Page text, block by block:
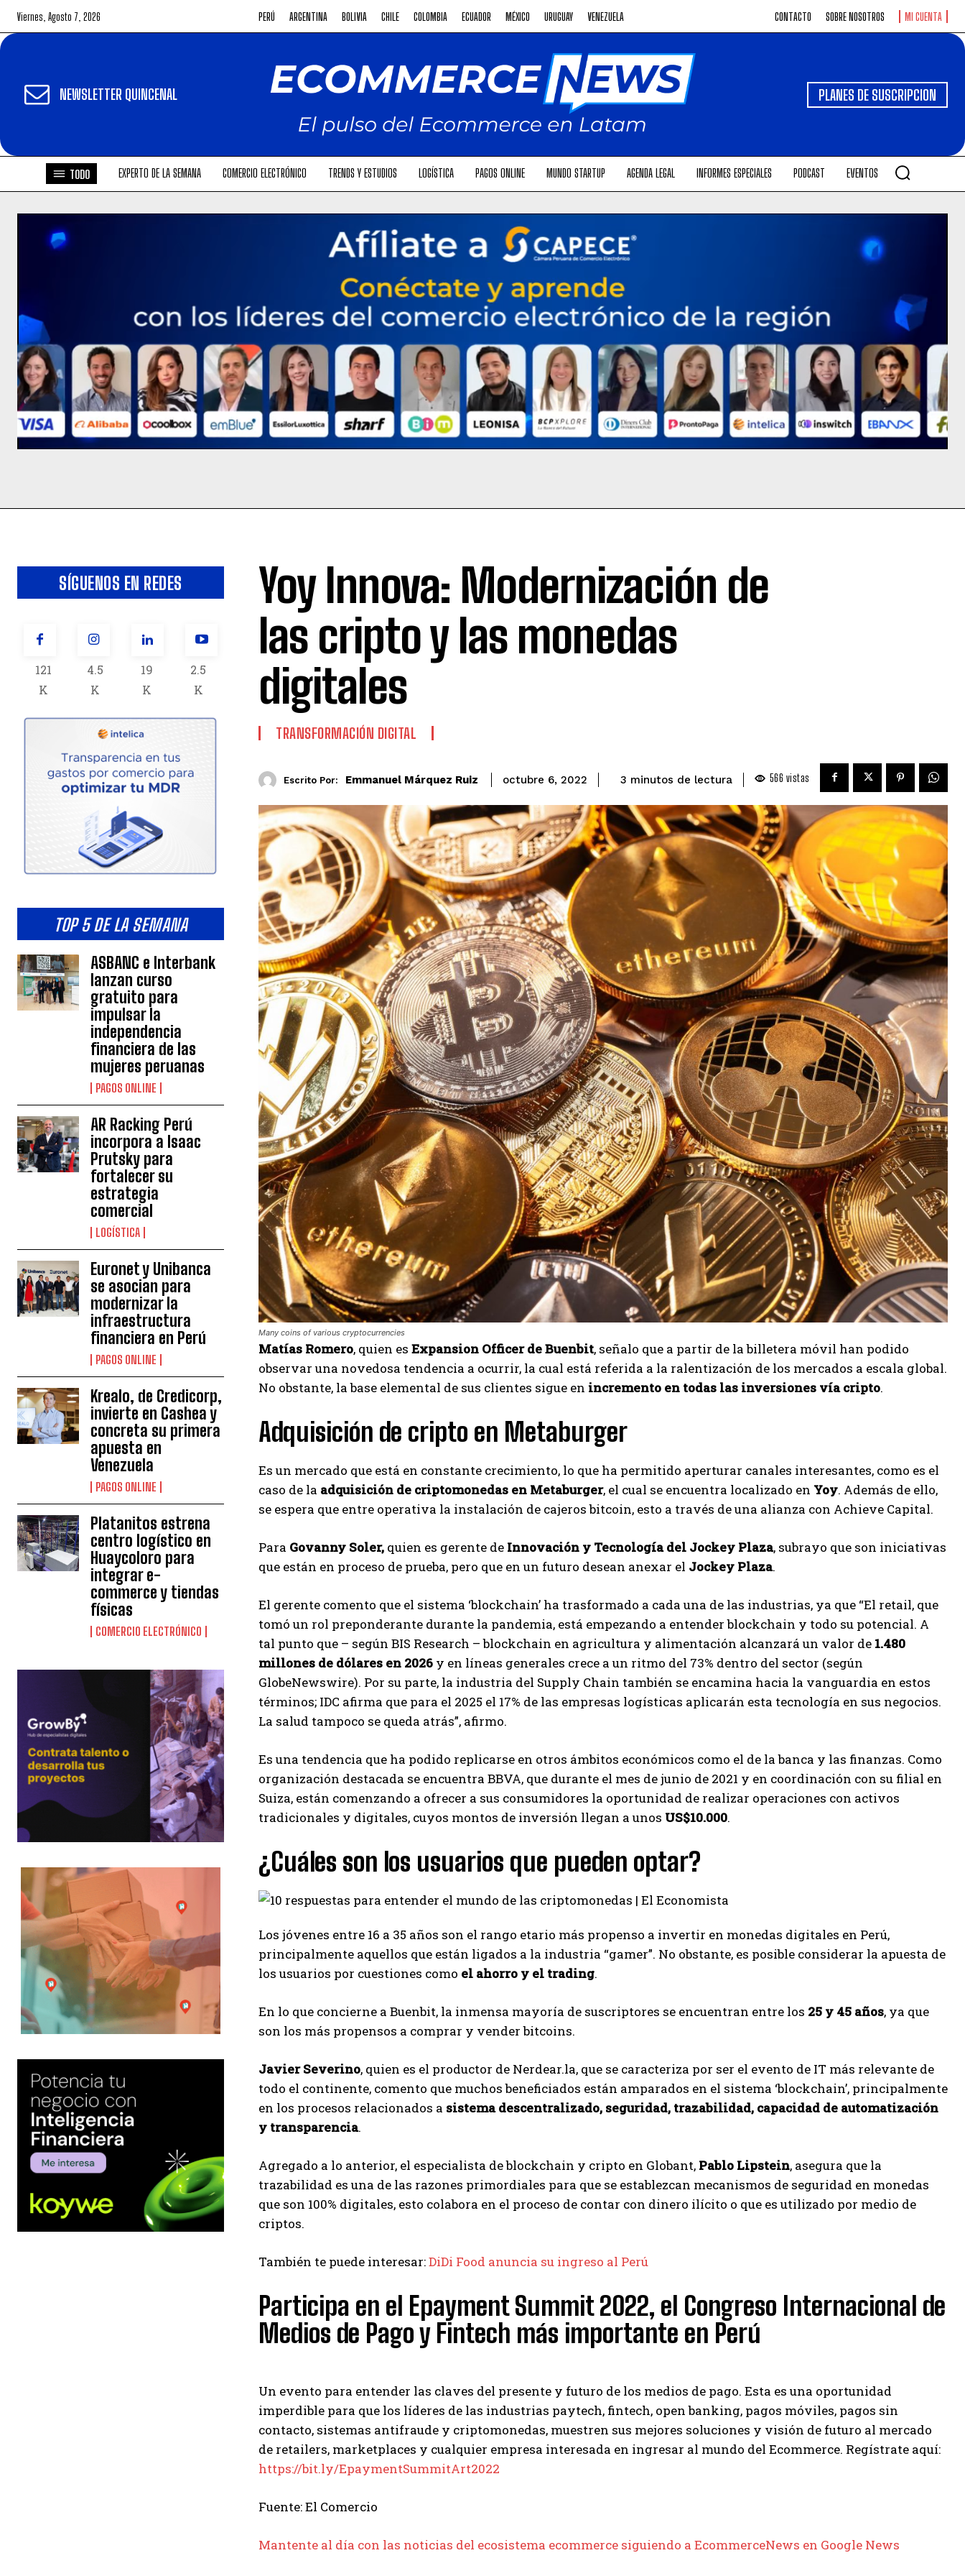
Viernes, Agosto 7, 2026 PERÚ ARGENTINA BOLIVIA CHILE COLOMBIA ECUADOR MÉXICO URUGUAY VENEZUELA CONTACTO SOBRE NOSOTROS MI CUENTA
NEWSLETTER QUINCENAL PLANES DE SUSCRIPCION
TODO EXPERTO DE LA SEMANA COMERCIO ELECTRÓNICO TRENDS Y ESTUDIOS LOGÍSTICA PAGOS ONLINE MUNDO STARTUP AGENDA LEGAL INFORMES ESPECIALES PODCAST EVENTOS
SÍGUENOS EN REDES
121
K
4.5
K
19
K
2.5
K
TOP 5 DE LA SEMANA
ASBANC e Interbank
lanzan curso
gratuito para
impulsar la
independencia
financiera de las
mujeres peruanas
PAGOS ONLINE
AR Racking Perú
incorpora a Isaac
Prutsky para
fortalecer su
estrategia
comercial
LOGÍSTICA
Euronet y Unibanca
se asocian para
modernizar la
infraestructura
financiera en Perú
PAGOS ONLINE
Krealo, de Credicorp,
invierte en Cashea y
concreta su primera
apuesta en
Venezuela
PAGOS ONLINE
Platanitos estrena
centro logístico en
Huaycoloro para
integrar e-
commerce y tiendas
físicas
COMERCIO ELECTRÓNICO
Yoy Innova: Modernización de
las cripto y las monedas
digitales
TRANSFORMACIÓN DIGITAL
Escrito Por: Emmanuel Márquez Ruiz octubre 6, 2022 3 minutos de lectura 566 vistas
Many coins of various cryptocurrencies
Matías Romero, quien es Expansion Officer de Buenbit, señalo que a partir de la billetera móvil han podido
observar una novedosa tendencia a ocurrir, la cual está referida a la ralentización de los mercados a escala global.
No obstante, la base elemental de sus clientes sigue en incremento en todas las inversiones vía cripto.
Adquisición de cripto en Metaburger
Es un mercado que está en constante crecimiento, lo que ha permitido aperturar canales interesantes, como es el
caso de la adquisición de criptomonedas en Metaburger, el cual se encuentra localizado en Yoy. Además de ello,
se espera que entre operativa la instalación de cajeros bitcoin, esto a través de una alianza con Achieve Capital.
Para Govanny Soler, quien es gerente de Innovación y Tecnología del Jockey Plaza, subrayo que son iniciativas
que están en proceso de prueba, pero que en un futuro desean anexar el Jockey Plaza.
El gerente comento que el sistema ‘blockchain’ ha trasformado a cada una de las industrias, ya que “El retail, que
tomó un rol preponderante durante la pandemia, está empezando a entender blockchain y todo su potencial. A
tal punto que – según BIS Research – blockchain en agricultura y alimentación alcanzará un valor de 1.480
millones de dólares en 2026 y en líneas generales crece a un ritmo del 73% dentro del sector (según
GlobeNewswire). Por su parte, la industria del Supply Chain también se encamina hacia la vanguardia en estos
términos; IDC afirma que para el 2025 el 17% de las empresas logísticas aplicarán esta tecnología en sus negocios.
La salud tampoco se queda atrás”, afirmo.
Es una tendencia que ha podido replicarse en otros ámbitos económicos como el de la banca y las finanzas. Como
organización destacada se encuentra BBVA, que durante el mes de junio de 2021 y en coordinación con su filial en
Suiza, están comenzando a ofrecer a sus consumidores la oportunidad de realizar operaciones con activos
tradicionales y digitales, cuyos montos de inversión llegan a unos US$10.000.
¿Cuáles son los usuarios que pueden optar?
Los jóvenes entre 16 a 35 años son el rango etario más propenso a invertir en monedas digitales en Perú,
principalmente aquellos que están ligados a la industria “gamer”. No obstante, es posible considerar la apuesta de
los usuarios por cuestiones como el ahorro y el trading.
En lo que concierne a Buenbit, la inmensa mayoría de suscriptores se encuentran entre los 25 y 45 años, ya que
son los más propensos a comprar y vender bitcoins.
Javier Severino, quien es el productor de Nerdear.la, que se caracteriza por ser el evento de IT más relevante de
todo el continente, comento que muchos beneficiados están amparados en el sistema ‘blockchain’, principalmente
en los procesos relacionados a sistema descentralizado, seguridad, trazabilidad, capacidad de automatización
y transparencia.
Agregado a lo anterior, el especialista de blockchain y cripto en Globant, Pablo Lipstein, asegura que la
trazabilidad es una de las razones primordiales para que se establezcan mecanismos de seguridad en monedas
que son 100% digitales, esto colabora en el proceso de contar con dinero ilícito o que es utilizado por medio de
criptos.
También te puede interesar:DiDi Food anuncia su ingreso al Perú
Participa en el Epayment Summit 2022, el Congreso Internacional de
Medios de Pago y Fintech más importante en Perú
Un evento para entender las claves del presente y futuro de los medios de pago. Esta es una oportunidad
imperdible para que los líderes de las industrias paytech, fintech, open banking, pagos móviles, pagos sin
contacto, sistemas antifraude y criptomonedas, muestren sus mejores soluciones y visión de futuro al mercado
de retailers, marketplaces y cualquier empresa interesada en ingresar al mundo del Ecommerce. Regístrate aquí:
https://bit.ly/EpaymentSummitArt2022
Fuente: El Comercio
Mantente al día con las noticias del ecosistema ecommerce siguiendo a EcommerceNews en Google News